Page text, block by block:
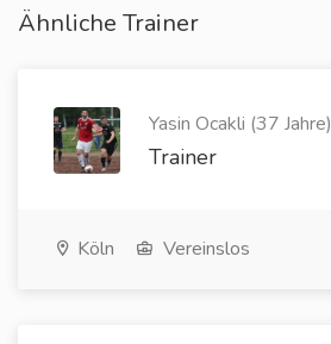
Ähnliche Trainer
Yasin Ocakli (37 Jahre)
Trainer
Köln Vereinslos